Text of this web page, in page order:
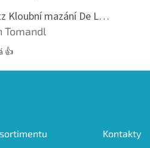
Priessnitz Kloubní mazání De Luxe, 200ml
produktu je 5 z 5 hvězdiček.
Tomandl
👍
Kontakty